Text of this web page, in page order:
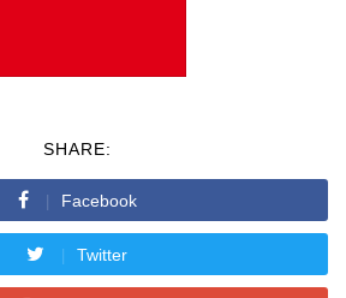
SHARE:
Facebook
Twitter